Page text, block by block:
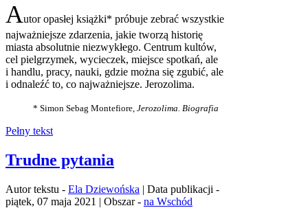
Autor opasłej książki* próbuje zebrać wszystkie
najważniejsze zdarzenia, jakie tworzą historię
miasta absolutnie niezwykłego. Centrum kultów,
cel pielgrzymek, wycieczek, miejsce spotkań, ale
i handlu, pracy, nauki, gdzie można się zgubić, ale
i odnaleźć to, co najważniejsze. Jerozolima.
* Simon Sebag Montefiore, Jerozolima. Biografia
Pełny tekst
Trudne pytania
Autor tekstu - Ela Dziewońska | Data publikacji -
piątek, 07 maja 2021 | Obszar - na Wschód